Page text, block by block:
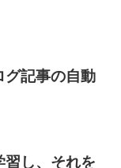
グ記事の自動
習し、それを